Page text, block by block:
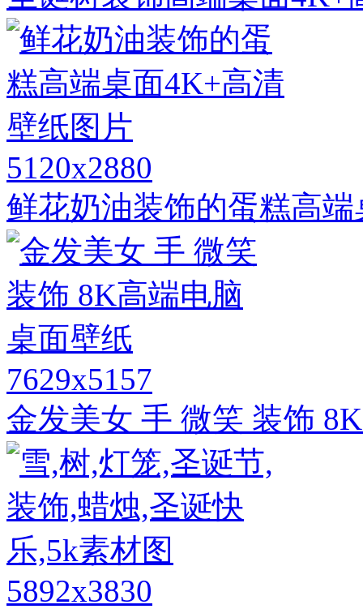
5120x2880
鲜花奶油装饰的蛋糕高
7629x5157
金发美女 手 微笑 装饰
5892x3830